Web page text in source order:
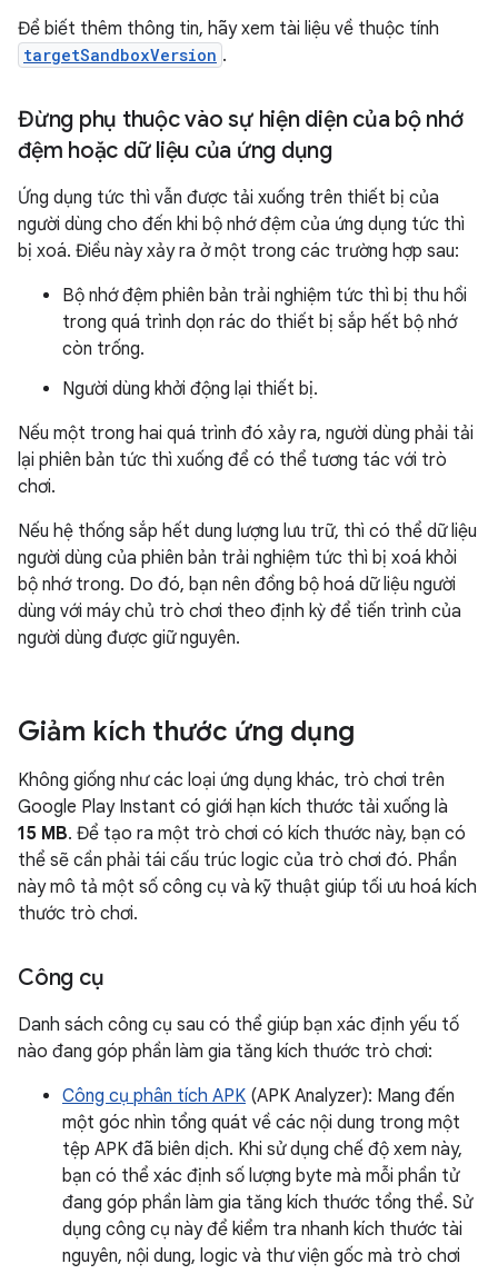
Để biết thêm thông tin, hãy xem tài liệu về thuộc tính
targetSandboxVersion .
Đừng phụ thuộc vào sự hiện diện của bộ nhớ
đệm hoặc dữ liệu của ứng dụng
Ứng dụng tức thì vẫn được tải xuống trên thiết bị của
người dùng cho đến khi bộ nhớ đệm của ứng dụng tức thì
bị xoá. Điều này xảy ra ở một trong các trường hợp sau:
Bộ nhớ đệm phiên bản trải nghiệm tức thì bị thu hồi
trong quá trình dọn rác do thiết bị sắp hết bộ nhớ
còn trống.
Người dùng khởi động lại thiết bị.
Nếu một trong hai quá trình đó xảy ra, người dùng phải tải
lại phiên bản tức thì xuống để có thể tương tác với trò
chơi.
Nếu hệ thống sắp hết dung lượng lưu trữ, thì có thể dữ liệu
người dùng của phiên bản trải nghiệm tức thì bị xoá khỏi
bộ nhớ trong. Do đó, bạn nên đồng bộ hoá dữ liệu người
dùng với máy chủ trò chơi theo định kỳ để tiến trình của
người dùng được giữ nguyên.
Giảm kích thước ứng dụng
Không giống như các loại ứng dụng khác, trò chơi trên
Google Play Instant có giới hạn kích thước tải xuống là
15 MB. Để tạo ra một trò chơi có kích thước này, bạn có
thể sẽ cần phải tái cấu trúc logic của trò chơi đó. Phần
này mô tả một số công cụ và kỹ thuật giúp tối ưu hoá kích
thước trò chơi.
Công cụ
Danh sách công cụ sau có thể giúp bạn xác định yếu tố
nào đang góp phần làm gia tăng kích thước trò chơi:
Công cụ phân tích APK (APK Analyzer): Mang đến
một góc nhìn tổng quát về các nội dung trong một
tệp APK đã biên dịch. Khi sử dụng chế độ xem này,
bạn có thể xác định số lượng byte mà mỗi phần tử
đang góp phần làm gia tăng kích thước tổng thể. Sử
dụng công cụ này để kiểm tra nhanh kích thước tài
nguyên, nội dung, logic và thư viện gốc mà trò chơi